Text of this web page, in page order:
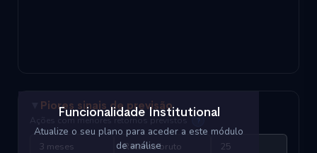
Piores sinais de previsão
Ações com menores retornos previstos ?
Funcionalidade Institutional
Atualize o seu plano para aceder a este módulo
de análise